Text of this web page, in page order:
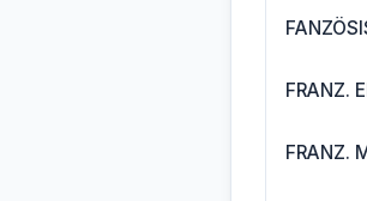
FRANZ.
FRANZ.